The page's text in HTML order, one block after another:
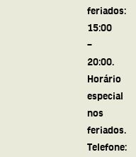
feriados:
15:00
–
20:00.
Horário
especial
nos
feriados.
Telefone: